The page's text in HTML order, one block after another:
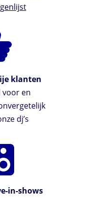
klanten
voor en
dj’s
in-shows